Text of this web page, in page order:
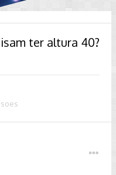
ter altura 40?